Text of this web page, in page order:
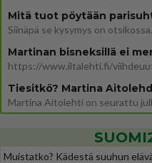
Mitä tuot pöytään
Martinan bisneksillä ei
Muistatko? Kädestä suuhun